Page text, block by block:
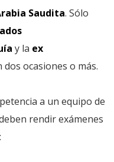
Saudita. Sólo
y la ex
ocasiones o más.
a un equipo de
rendir exámenes